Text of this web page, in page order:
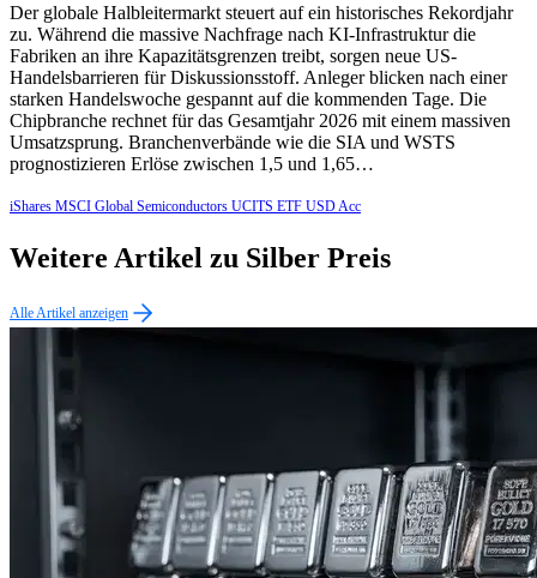
Der globale Halbleitermarkt steuert auf ein historisches Rekordjahr
zu. Während die massive Nachfrage nach KI-Infrastruktur die
Fabriken an ihre Kapazitätsgrenzen treibt, sorgen neue US-
Handelsbarrieren für Diskussionsstoff. Anleger blicken nach einer
starken Handelswoche gespannt auf die kommenden Tage. Die
Chipbranche rechnet für das Gesamtjahr 2026 mit einem massiven
Umsatzsprung. Branchenverbände wie die SIA und WSTS
prognostizieren Erlöse zwischen 1,5 und 1,65…
iShares MSCI Global Semiconductors UCITS ETF USD Acc
Weitere Artikel zu Silber Preis
Alle Artikel anzeigen